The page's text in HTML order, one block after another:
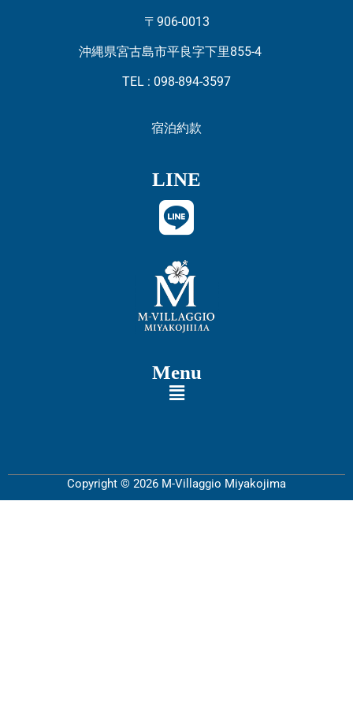
〒906-0013
沖縄県宮古島市平良字下里855-4
TEL : 098-894-3597
宿泊約款
LINE
Menu
Copyright © 2026 M-Villaggio Miyakojima